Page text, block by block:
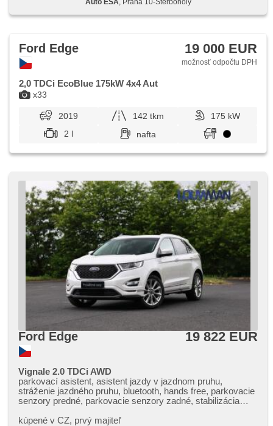
hmlové svetlá, el. sklopné zrkadlá, zadné svetlá LED,
natáčacie svetlomety, senzor tlaku v pneumatikách,
zatmavovací zrkadlá, parkovacia kamera, elektronická
ručná brzda, asistent jazdy v jazdnom pruhu, sledovanie
únavy vodiča, núdzové brzdenie (PEBS), senzor svetiel
x33
Ford Edge 19 000 EUR
možnosť odpočtu DPH
2,0 TDCi EcoBlue 175kW 4x4 Aut
2019 142 tkm
175 kW
2 l
nafta
Ford Edge 19 822 EUR
Vignale 2.0 TDCi AWD
parkovací asistent, asistent jazdy v jazdnom pruhu,
stráženie jazdného pruhu, bluetooth, hands free, parkovacie
senzory predné, parkovacie senzory zadné, stabilizácia
sedadlá, USB, isofix, parkovacia kamera, dvojzónová
kúpené v CZ,​ prvý majiteľ